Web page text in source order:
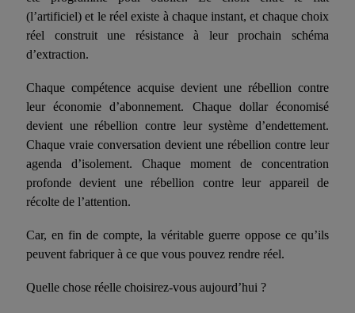
(l’artificiel)et le réel existe à chaque instant, et chaque choix
réel construit une résistance à leur prochain schéma
d’extraction.
Chaque compétence acquise devient une rébellion contre
leur économie d’abonnement. Chaque dollar économisé
devient une rébellion contre leur système d’endettement.
Chaque vraie conversation devient une rébellion contre leur
agenda d’isolement. Chaque moment de concentration
profonde devient une rébellion contre leur appareil de
récolte de l’attention.
Car, en fin de compte, la véritable guerre oppose ce qu’ils
peuvent fabriquer à ce que vous pouvez rendre réel.
Quelle chose réelle choisirez-vous aujourd’hui ?